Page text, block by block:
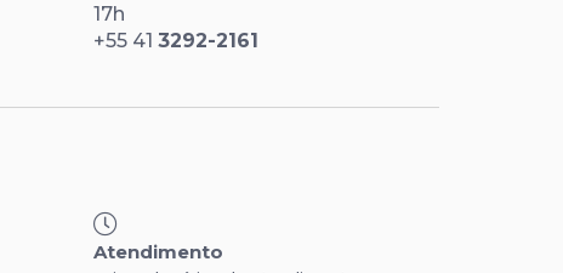
17h
+55 41 3292-2161
Atendimento